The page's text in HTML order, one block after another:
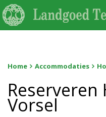
Home Accommodaties
Reserveren
Vorsel